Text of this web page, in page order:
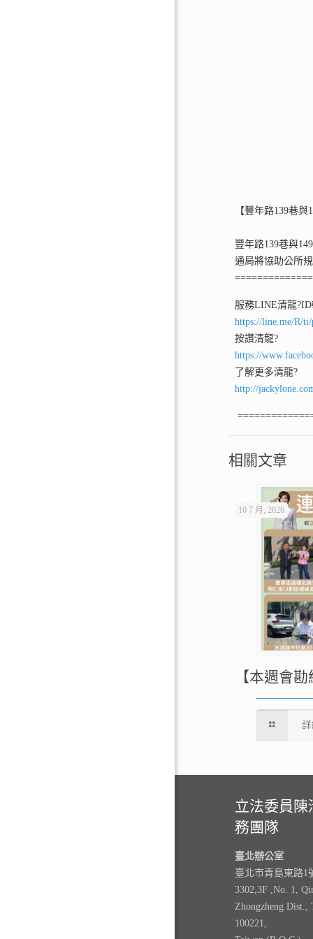
【豐年路139巷
豐年路139巷與
通局將協助公所
服務LINE清龍
https://line.me/R/
按讚清龍?
https://
了解更多清龍?
http://
相關文章
10 7 月, 2026
【本週會
立法委員
務團隊
臺北辦公室
臺北市青島東路1
3302,3F ,No. 1,
Zhongzheng Dist.,
100221,